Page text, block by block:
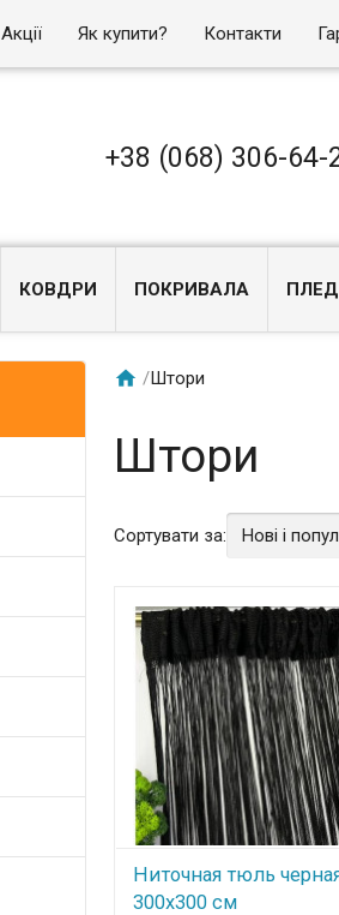
Акції Як купити? Контакти
+38 (068) 306-64-
КОВДРИ ПОКРИВАЛА
 /Штори
Штори
Сортувати за:
Ниточная тюль
300x300 см